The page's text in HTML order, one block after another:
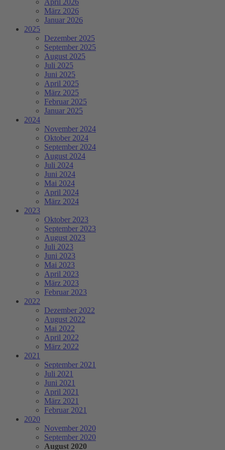
April 2026
März 2026
Januar 2026
2025
Dezember 2025
September 2025
August 2025
Juli 2025
Juni 2025
April 2025
März 2025
Februar 2025
Januar 2025
2024
November 2024
Oktober 2024
September 2024
August 2024
Juli 2024
Juni 2024
Mai 2024
April 2024
März 2024
2023
Oktober 2023
September 2023
August 2023
Juli 2023
Juni 2023
Mai 2023
April 2023
März 2023
Februar 2023
2022
Dezember 2022
August 2022
Mai 2022
April 2022
März 2022
2021
September 2021
Juli 2021
Juni 2021
April 2021
März 2021
Februar 2021
2020
November 2020
September 2020
August 2020